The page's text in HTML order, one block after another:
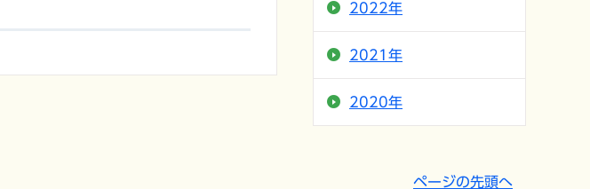
2022年
2021年
2020年
ページの先頭へ